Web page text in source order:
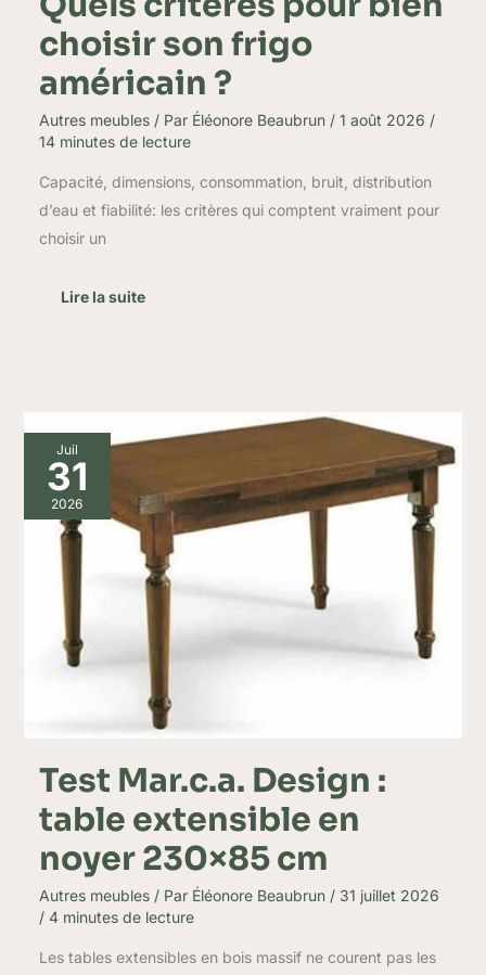
choisir son frigo
américain ?
Autres meubles/ Par Éléonore Beaubrun / 1 août 2026 /
14 minutes de lecture
Capacité, dimensions, consommation, bruit, distribution
d’eau et fiabilité: les critères qui comptent vraiment pour
choisir un
Lire la suite
Juil
31
2026
Test Mar.c.a. Design :
table extensible en
noyer 230×85 cm
Autres meubles/ Par Éléonore Beaubrun / 31 juillet 2026
/ 4 minutes de lecture
Les tables extensibles en bois massif ne courent pas les
Test
Mar.c.a.
Design
:
table
extensible
en
noyer
230×85
cm